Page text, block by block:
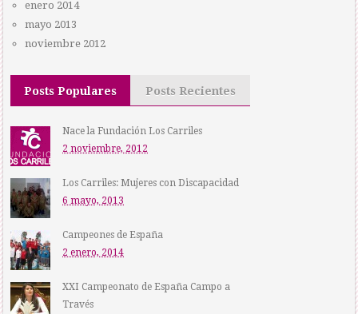
enero 2014
mayo 2013
noviembre 2012
Posts Populares Posts Recientes
Nace la Fundación Los Carriles
2 noviembre, 2012
Los Carriles: Mujeres con Discapacidad
6 mayo, 2013
Campeones de España
2 enero, 2014
XXI Campeonato de España Campo a
Través